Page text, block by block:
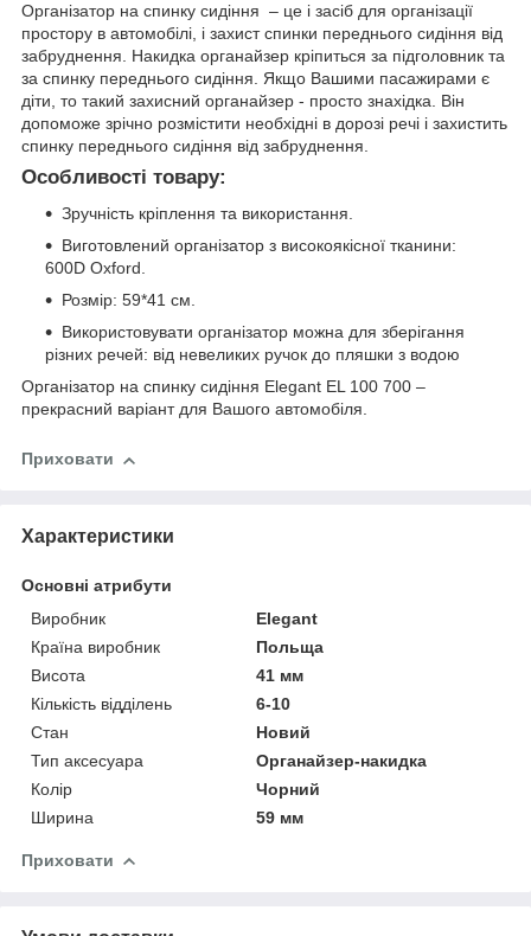
Організатор на спинку сидіння – це і засіб для організації
простору в автомобілі, і захист спинки переднього сидіння від
забруднення. Накидка органайзер кріпиться за підголовник та
за спинку переднього сидіння. Якщо Вашими пасажирами є
діти, то такий захисний органайзер - просто знахідка. Він
допоможе зрічно розмістити необхідні в дорозі речі і захистить
спинку переднього сидіння від забруднення.
Особливості товару:
Зручність кріплення та використання.
Виготовлений організатор з високоякісної тканини:
600D Oxford.
Розмір: 59*41 см.
Використовувати організатор можна для зберігання
різних речей: від невеликих ручок до пляшки з водою
Організатор на спинку сидіння Elegant EL 100 700 –
прекрасний варіант для Вашого автомобіля.
Приховати
Характеристики
Основні атрибути
Виробник
Elegant
Країна виробник
Польща
Висота
41 мм
Кількість відділень
6-10
Стан
Новий
Тип аксесуара
Органайзер-накидка
Колір
Чорний
Ширина
59 мм
Приховати